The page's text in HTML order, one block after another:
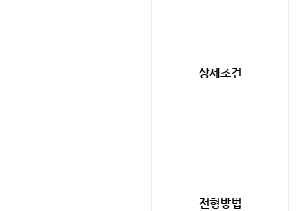
상세조건
전형방법